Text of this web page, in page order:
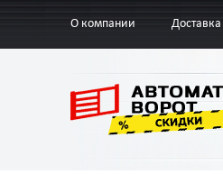
О компании Доставка